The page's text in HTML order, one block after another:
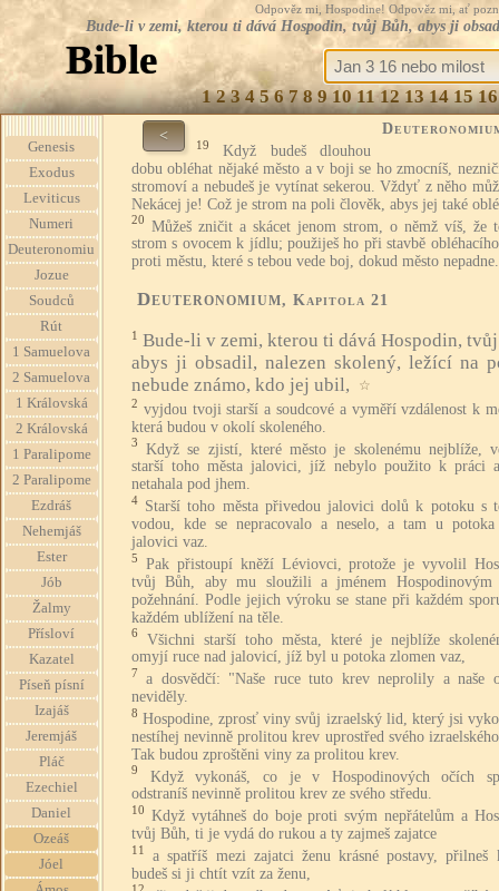
Odpověz mi, Hospodine! Odpověz mi, ať
Bude-li v zemi, kterou ti dává Hospodin, tvůj Bůh, abys ji
Bible
1 2 3 4 5 6 7 8 9 10 11 12 13 14 15 16
Genesis
Exodus
Leviticus
Numeri
Deuteronomiu
Jozue
Soudců
Rút
1 Samuelova
2 Samuelova
1 Královská
2 Královská
1 Paralipome
2 Paralipome
Ezdráš
Nehemjáš
Ester
Jób
Žalmy
Přísloví
Kazatel
Píseň písní
Izajáš
Jeremjáš
Pláč
Ezechiel
Daniel
Ozeáš
Jóel
<
19
Když budeš dlouhou
dobu obléhat nějaké město a v boji se ho zmocníš,
stromoví a nebudeš je vytínat sekerou. Vždyť z něho
Nekácej je! Což je strom na poli člověk, abys jej také
20 Můžeš zničit a skácet jenom strom, o němž víš, že
strom s ovocem k jídlu; použiješ ho při stavbě
proti městu, které s tebou vede boj, dokud město nepadne.
Deuteronomium, Kapitola 21
1 Bude-li v zemi, kterou ti dává Hospodin,
abys ji obsadil, nalezen skolený, ležící na
nebude známo, kdo jej ubil,
☆
2 vyjdou tvoji starší a soudcové a vyměří vzdálenost k
která budou v okolí skoleného.
3
Když se zjistí, které město je skolenému nejblíže,
starší toho města jalovici, jíž nebylo použito k práci
netahala pod jhem.
4 Starší toho města přivedou jalovici dolů k potoku s
vodou, kde se nepracovalo a neselo, a tam u
jalovici vaz.
5
Pak přistoupí kněží Léviovci, protože je vyvolil
tvůj Bůh, aby mu sloužili a jménem Hospodinovým
požehnání. Podle jejich výroku se stane při každém
každém ublížení na těle.
6
Všichni starší toho města, které je nejblíže
omyjí ruce nad jalovicí, jíž byl u potoka zlomen vaz,
7
a dosvědčí: "Naše ruce tuto krev neprolily a naše
neviděly.
8 Hospodine, zprosť viny svůj izraelský lid, který jsi
nestíhej nevinně prolitou krev uprostřed svého
Tak budou zproštěni viny za prolitou krev.
9
Když vykonáš, co je v Hospodinových očích
odstraníš nevinně prolitou krev ze svého středu.
10 Když vytáhneš do boje proti svým nepřátelům a
tvůj Bůh, ti je vydá do rukou a ty zajmeš zajatce
11
a spatříš mezi zajatci ženu krásné postavy,
budeš si ji chtít vzít za ženu,